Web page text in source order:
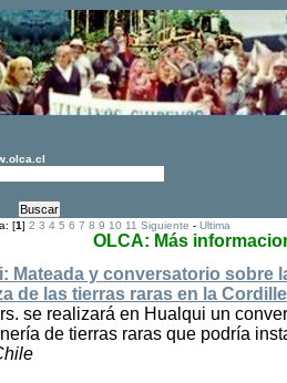
[1]2 3 4 5 6 7 8 9 10 11 Siguiente -Ultima
OLCA: Más
Mateada y conversatorio sobre
de las tierras raras en la
se realizará en Hualqui un
de tierras raras que podría